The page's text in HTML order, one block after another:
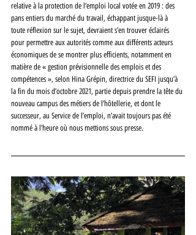
relative à la protection de l’emploi local votée en 2019 : des
pans entiers du marché du travail, échappant jusque-là à
toute réflexion sur le sujet, devraient s’en trouver éclairés
pour permettre aux autorités comme aux différents acteurs
économiques de se montrer plus efficients, notamment en
matière de « gestion prévisionnelle des emplois et des
compétences », selon Hina Grépin, directrice du SEFI jusqu’à
la fin du mois d’octobre 2021, partie depuis prendre la tête du
nouveau campus des métiers de l’hôtellerie, et dont le
successeur, au Service de l’emploi, n’avait toujours pas été
nommé à l’heure où nous mettions sous presse.